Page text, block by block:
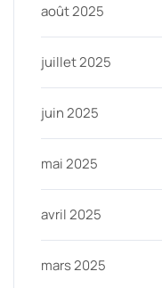
août 2025
juillet 2025
juin 2025
mai 2025
avril 2025
mars 2025